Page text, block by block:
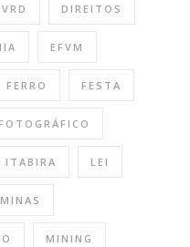
DIREITOS
EFVM
FERRO FESTA
FOTOGRÁFICO
ITABIRA LEI
MINAS
MINING